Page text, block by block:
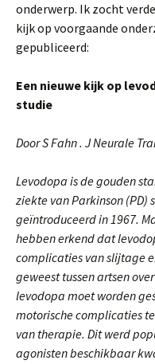
onderwerp. Ik zocht
kijk op voorgaande
gepubliceerd:
Een nieuwe kijk op
studie
Door S Fahn . J Neurale
Levodopa is de gouden
ziekte van Parkinson (PD)
geïntroduceerd in 1967.
hebben erkend dat
complicaties van slijtage
geweest tussen artsen
levodopa moet worden
motorische complicaties
van therapie. Dit werd
agonisten beschikbaar